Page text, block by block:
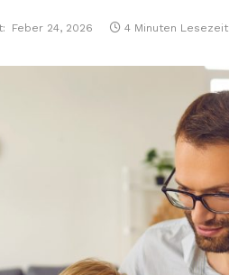
Feber 24, 2026 4 Minuten Lesezeit